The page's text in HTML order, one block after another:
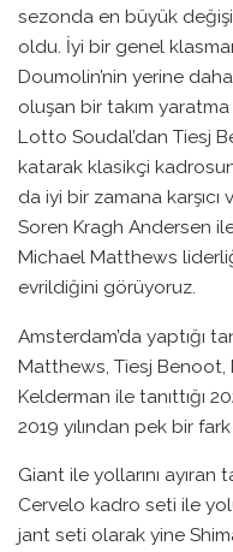
sezonda en büyük
oldu. İyi bir genel
Doumolin’nin yerine
oluşan bir takım
Lotto Soudal’dan Tiesj
katarak klasikçi
da iyi bir zamana karşıcı
Soren Kragh Andersen
Michael Matthews
evrildiğini görüyoruz.
Amsterdam’da yaptığı
Matthews, Tiesj
Kelderman ile tanıttığı
2019 yılından pek bir
Giant ile yollarını
Cervelo kadro seti ile
jant seti olarak yine